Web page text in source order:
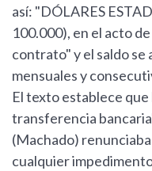
así: "DÓLARES
100.000), en el acto
contrato" y el saldo se
mensuales y
El texto establece
transferencia
(Machado)
cualquier